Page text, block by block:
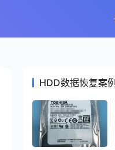
HDD数据恢复案例